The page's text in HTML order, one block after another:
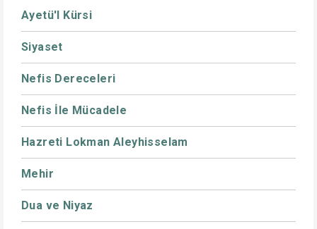
Ayetü'l Kürsi
Siyaset
Nefis Dereceleri
Nefis İle Mücadele
Hazreti Lokman Aleyhisselam
Mehir
Dua ve Niyaz